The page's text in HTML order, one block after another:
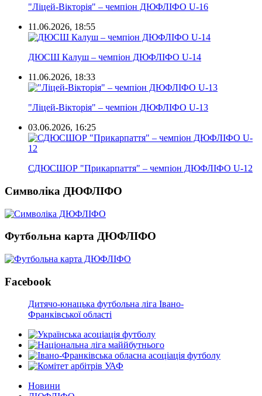
"Ліцей-Вікторія" – чемпіон ДЮФЛІФО U-16
11.06.2026, 18:55
ДЮСШ Калуш – чемпіон ДЮФЛІФО U-14
11.06.2026, 18:33
"Ліцей-Вікторія" – чемпіон ДЮФЛІФО U-13
03.06.2026, 16:25
СДЮСШОР "Прикарпаття" – чемпіон ДЮФЛІФО U-12
Символіка ДЮФЛІФО
Футбольна карта ДЮФЛІФО
Facebook
Дитячо-юнацька футбольна ліга Івано-
Франківської області
Новини